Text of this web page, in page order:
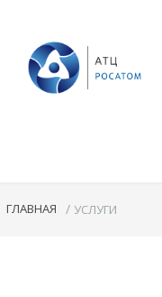
ГЛАВНАЯ / УСЛУГИ